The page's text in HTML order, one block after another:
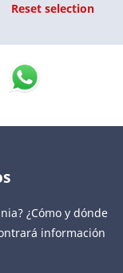
Reset selection
¿Cómo y dónde
información